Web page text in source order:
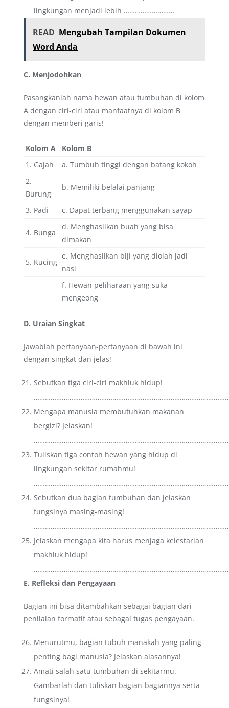
lingkungan menjadi lebih ………………………
READ Mengubah Tampilan Dokumen
Word Anda
C. Menjodohkan
Pasangkanlah nama hewan atau tumbuhan di kolom
A dengan ciri-ciri atau manfaatnya di kolom B
dengan memberi garis!
Kolom A
Kolom B
1. Gajah
a. Tumbuh tinggi dengan batang kokoh
2.
Burung
b. Memiliki belalai panjang
3. Padi c. Dapat terbang menggunakan sayap
4. Bunga
d. Menghasilkan buah yang bisa
dimakan
5. Kucing
e. Menghasilkan biji yang diolah jadi
nasi
f. Hewan peliharaan yang suka
mengeong
D. Uraian Singkat
Jawablah pertanyaan-pertanyaan di bawah ini
dengan singkat dan jelas!
Sebutkan tiga ciri-ciri makhluk hidup!
Mengapa manusia membutuhkan makanan
bergizi? Jelaskan!
Tuliskan tiga contoh hewan yang hidup di
lingkungan sekitar rumahmu!
Sebutkan dua bagian tumbuhan dan jelaskan
fungsinya masing-masing!
Jelaskan mengapa kita harus menjaga kelestarian
makhluk hidup!
E. Refleksi dan Pengayaan
Bagian ini bisa ditambahkan sebagai bagian dari
penilaian formatif atau sebagai tugas pengayaan.
Menurutmu, bagian tubuh manakah yang paling
penting bagi manusia? Jelaskan alasannya!
Amati salah satu tumbuhan di sekitarmu.
Gambarlah dan tuliskan bagian-bagiannya serta
fungsinya!